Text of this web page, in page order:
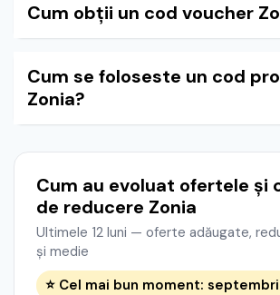
Cum obții un cod voucher
Cum se foloseste un cod
Zonia?
Cum au evoluat ofertele și
de reducere Zonia
Ultimele 12 luni — oferte adăugate,
și medie
⭐ Cel mai bun moment: